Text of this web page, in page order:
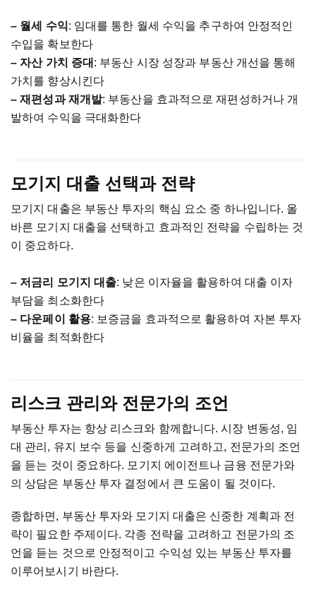
– 월세 수익: 임대를 통한 월세 수익을 추구하여 안정적인
수입을 확보한다
– 자산 가치 증대 : 부동산 시장 성장과 부동산 개선을 통해
가치를 향상시킨다
– 재편성과 재개발: 부동산을 효과적으로 재편성하거나 개
발하여 수익을 극대화한다
모기지 대출 선택과 전략
모기지 대출은 부동산 투자의 핵심 요소 중 하나입니다. 올
바른 모기지 대출을 선택하고 효과적인 전략을 수립하는 것
이
중요하다.
– 저금리 모기지 대출: 낮은 이자율을 활용하여 대출 이자
부담을 최소화한다
– 다운페이 활용: 보증금을 효과적으로 활용하여 자본 투자
비율을 최적화한다
리스크 관리와 전문가의 조언
부동산 투자는 항상 리스크와 함께합니다.시장 변동성, 임
대 관리 , 유지 보수 등을 신중하게 고려하고, 전문가의 조언
을 듣는 것이 중요하다. 모기지 에이전트나 금융 전문가와
의 상담은 부동산 투자 결정에서 큰 도움이 될 것이다.
종합하면 , 부동산 투자와 모기지 대출은 신중한 계획과 전
략이
필요한 주제이다. 각종 전략을 고려하고 전문가의 조
언을 듣는 것으로 안정적이고 수익성 있는 부동산 투자를
이루어보시기
바란다.